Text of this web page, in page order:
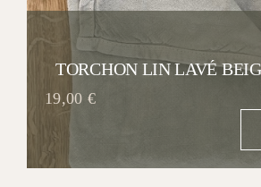
TORCHON LIN LAVÉ
19,00 €